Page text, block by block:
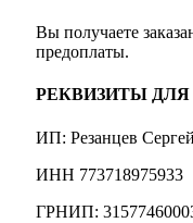
Вы получаете
предоплаты.
РЕКВИЗИТЫ
ИП: Резанцев
ИНН 773718975933
ГРНИП: